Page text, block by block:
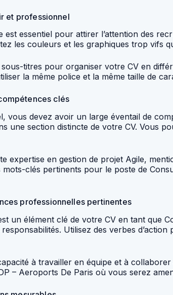
et professionnel
essentiel pour attirer l’attention des
les couleurs et les graphiques trop vifs
titres pour organiser votre CV en
la même police et la même taille de
clés
vous devez avoir un large éventail de
une section distincte de votre CV. Vous
expertise en gestion de projet Agile,
mots-clés pertinents pour le poste de
professionnelles pertinentes
un élément clé de votre CV en tant que
Utilisez des verbes
à travailler en équipe et à
– Aeroports De Paris où vous serez